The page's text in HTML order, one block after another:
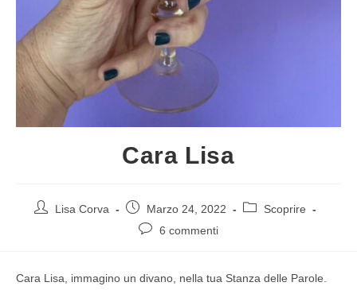
Cara Lisa
Lisa Corva Marzo 24, 2022
Scoprire
6 commenti
Cara Lisa, immagino un divano, nella tua Stanza delle Parole.